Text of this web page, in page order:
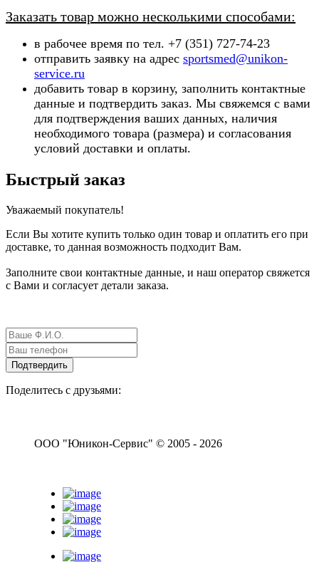
Заказать товар можно несколькими способами:
в рабочее время по тел. +7 (351) 727-74-23
отправить заявку на адрес sportsmed@unikon-
service.ru
добавить товар в корзину, заполнить контактные
данные и подтвердить заказ. Мы свяжемся с вами
для подтверждения ваших данных, наличия
необходимого товара (размера) и согласования
условий доставки и оплаты.
Быстрый заказ
Уважаемый покупатель!
Если Вы хотите купить только один товар и оплатить его при
доставке, то данная возможность подходит Вам.
Заполните свои контактные данные, и наш оператор свяжется
с Вами и согласует детали заказа.
Поделитесь с друзьями:
ООО "Юникон-Сервис" © 2005 - 2026